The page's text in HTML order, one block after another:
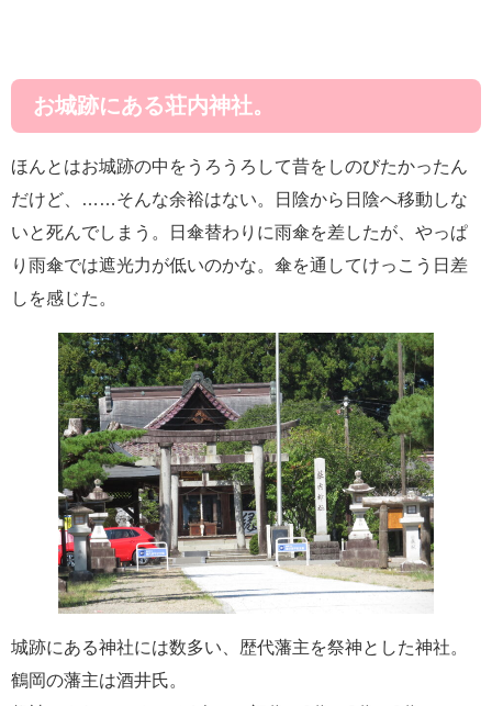
お城跡にある荘内神社。
ほんとはお城跡の中をうろうろして昔をしのびたかったん
だけど、……そんな余裕はない。日陰から日陰へ移動しな
いと死んでしまう。日傘替わりに雨傘を差したが、やっぱ
り雨傘では遮光力が低いのかな。傘を通してけっこう日差
しを感じた。
城跡にある神社には数多い、歴代藩主を祭神とした神社。
鶴岡の藩主は酒井氏。